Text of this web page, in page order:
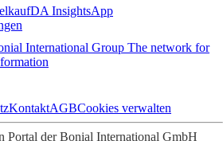
kaufDA InsightsApp
International Group The network for
KontaktAGBCookies verwalten
der Bonial International GmbH